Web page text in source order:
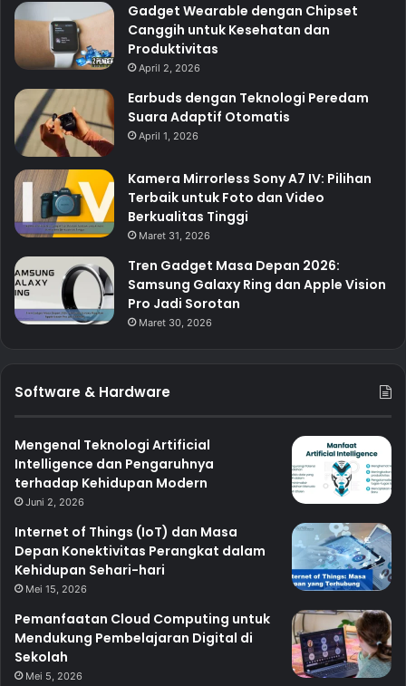
Gadget Wearable dengan Chipset
Canggih untuk Kesehatan dan
Produktivitas
April 2, 2026
Earbuds dengan Teknologi Peredam
Suara Adaptif Otomatis
April 1, 2026
Kamera Mirrorless Sony A7 IV: Pilihan
Terbaik untuk Foto dan Video
Berkualitas Tinggi
Maret 31, 2026
Tren Gadget Masa Depan 2026:
Samsung Galaxy Ring dan Apple Vision
Pro Jadi Sorotan
Maret 30, 2026
Software & Hardware
Mengenal Teknologi Artificial
Intelligence dan Pengaruhnya
terhadap Kehidupan Modern
Juni 2, 2026
Internet of Things (IoT) dan Masa
Depan Konektivitas Perangkat dalam
Kehidupan Sehari-hari
Mei 15, 2026
Pemanfaatan Cloud Computing untuk
Mendukung Pembelajaran Digital di
Sekolah
Mei 5, 2026